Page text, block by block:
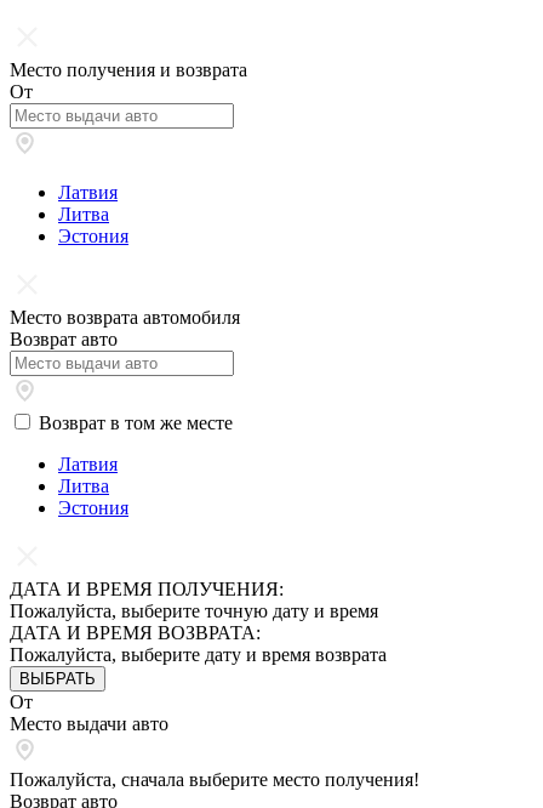
Место получения и возврата
От
Латвия
Литва
Эстония
Место возврата автомобиля
Возврат авто
Возврат в том же месте
Латвия
Литва
Эстония
ДАТА И ВРЕМЯ ПОЛУЧЕНИЯ:
Пожалуйста, выберите точную дату и время
ДАТА И ВРЕМЯ ВОЗВРАТА:
Пожалуйста, выберите дату и время возврата
ВЫБРАТЬ
От
Место выдачи авто
Пожалуйста, сначала выберите место получения!
Возврат авто